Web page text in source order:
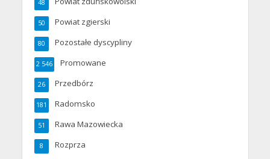
48
Powiat zgierski
50
Pozostałe dyscypliny
80
Promowane
2 546
Przedbórz
26
Radomsko
181
Rawa Mazowiecka
51
Rozprza
8